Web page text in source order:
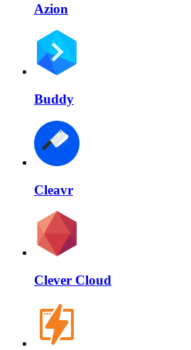
Azion
Buddy
Cleavr
Clever Cloud